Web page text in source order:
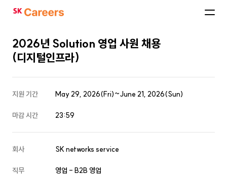
SK
2026년 Solution 영업 사원 채용
(디지털인프라)
지원 기간 May 29, 2026(Fri)~June 21, 2026(Sun)
마감 시간 23:59
회사 SK networks service
직무 영업 - B2B 영업